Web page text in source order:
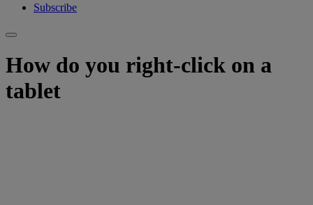
Subscribe
How do you right-click on a
tablet